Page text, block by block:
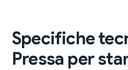
Specifiche
Pressa per